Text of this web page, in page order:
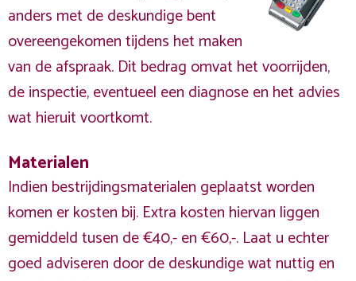
anders met de deskundige bent
overeengekomen tijdens het maken
van de afspraak. Dit bedrag omvat het voorrijden,
de inspectie, eventueel een diagnose en het advies
wat hieruit voortkomt.
Materialen
Indien bestrijdingsmaterialen geplaatst worden
komen er kosten bij. Extra kosten hiervan liggen
gemiddeld tusen de €40,- en €60,-. Laat u echter
goed adviseren door de deskundige wat nuttig en